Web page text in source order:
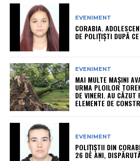
EVENIMENT
CORABIA.
DE POLIȚIȘTI DUPĂ
EVENIMENT
MAI MULTE MAȘINI
URMA PLOILOR
DE VINERI. AU CĂZUT
ELEMENTE DE
EVENIMENT
POLIȚIȘTII DIN
26 DE ANI,